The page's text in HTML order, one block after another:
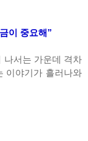
이 중요해”
나서는 가운데 격차
이야기가 흘러나와